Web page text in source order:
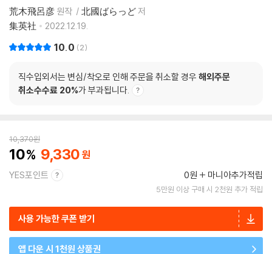
荒木飛呂彦 원작 北國ばらっど저
集英社
2022.12.19.
10.0 2
직수입외서는 변심/착오로 인해 주문을 취소할 경우 해외주문
취소수수료 20%가 부과됩니다.
10,370원
10 9,330
YES포인트 0원 마니아추가적립
5만원 이상 구매 시 2천원 추가 적립
사용 가능한 쿠폰 받기
앱 다운 시 1천원 상품권